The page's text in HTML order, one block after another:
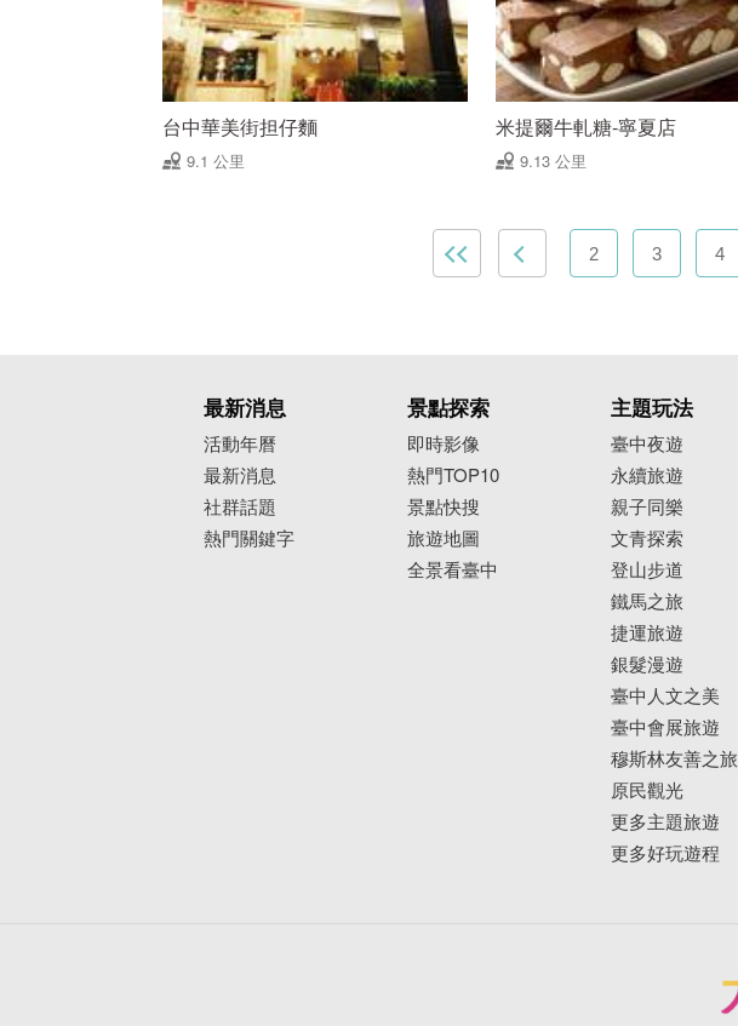
台中華美街担仔麵
9.1 公里
米提爾牛軋糖-寧夏店
9.13 公里
2 3 4
最新消息
活動年曆
最新消息
社群話題
熱門關鍵字
景點探索
即時影像
熱門TOP10
景點快搜
旅遊地圖
全景看臺中
主題玩法
臺中夜遊
永續旅遊
親子同樂
文青探索
登山步道
鐵馬之旅
捷運旅遊
銀髮漫遊
臺中人文之美
臺中會展旅遊
穆斯林友善之旅
原民觀光
更多主題旅遊
更多好玩遊程